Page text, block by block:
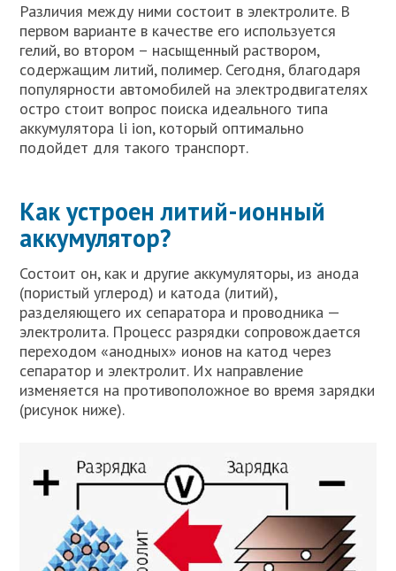
Различия между ними состоит в электролите. В
первом варианте в качестве его используется
гелий, во втором – насыщенный раствором,
содержащим литий, полимер. Сегодня, благодаря
популярности автомобилей на электродвигателях
остро стоит вопрос поиска идеального типа
аккумулятора li ion, который оптимально
подойдет для такого транспорт.
Как устроен литий-ионный
аккумулятор?
Состоит он, как и другие аккумуляторы, из анода
(пористый углерод) и катода (литий),
разделяющего их сепаратора и проводника —
электролита. Процесс разрядки сопровождается
переходом «анодных» ионов на катод через
сепаратор и электролит. Их направление
изменяется на противоположное во время зарядки
(рисунок ниже).